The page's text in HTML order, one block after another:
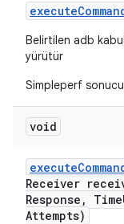
execute
Belirtilen adb
yürütür
Simpleperf sonucu
void
execute
Receiver
Response , Time
Attempts)